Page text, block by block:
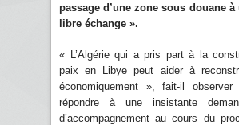
passage d’une zone sous douane à
libre échange ».
« L’Algérie qui a pris part à la
paix en Libye peut aider à
économiquement », fait-il
répondre à une insistante
d’accompagnement au cours du